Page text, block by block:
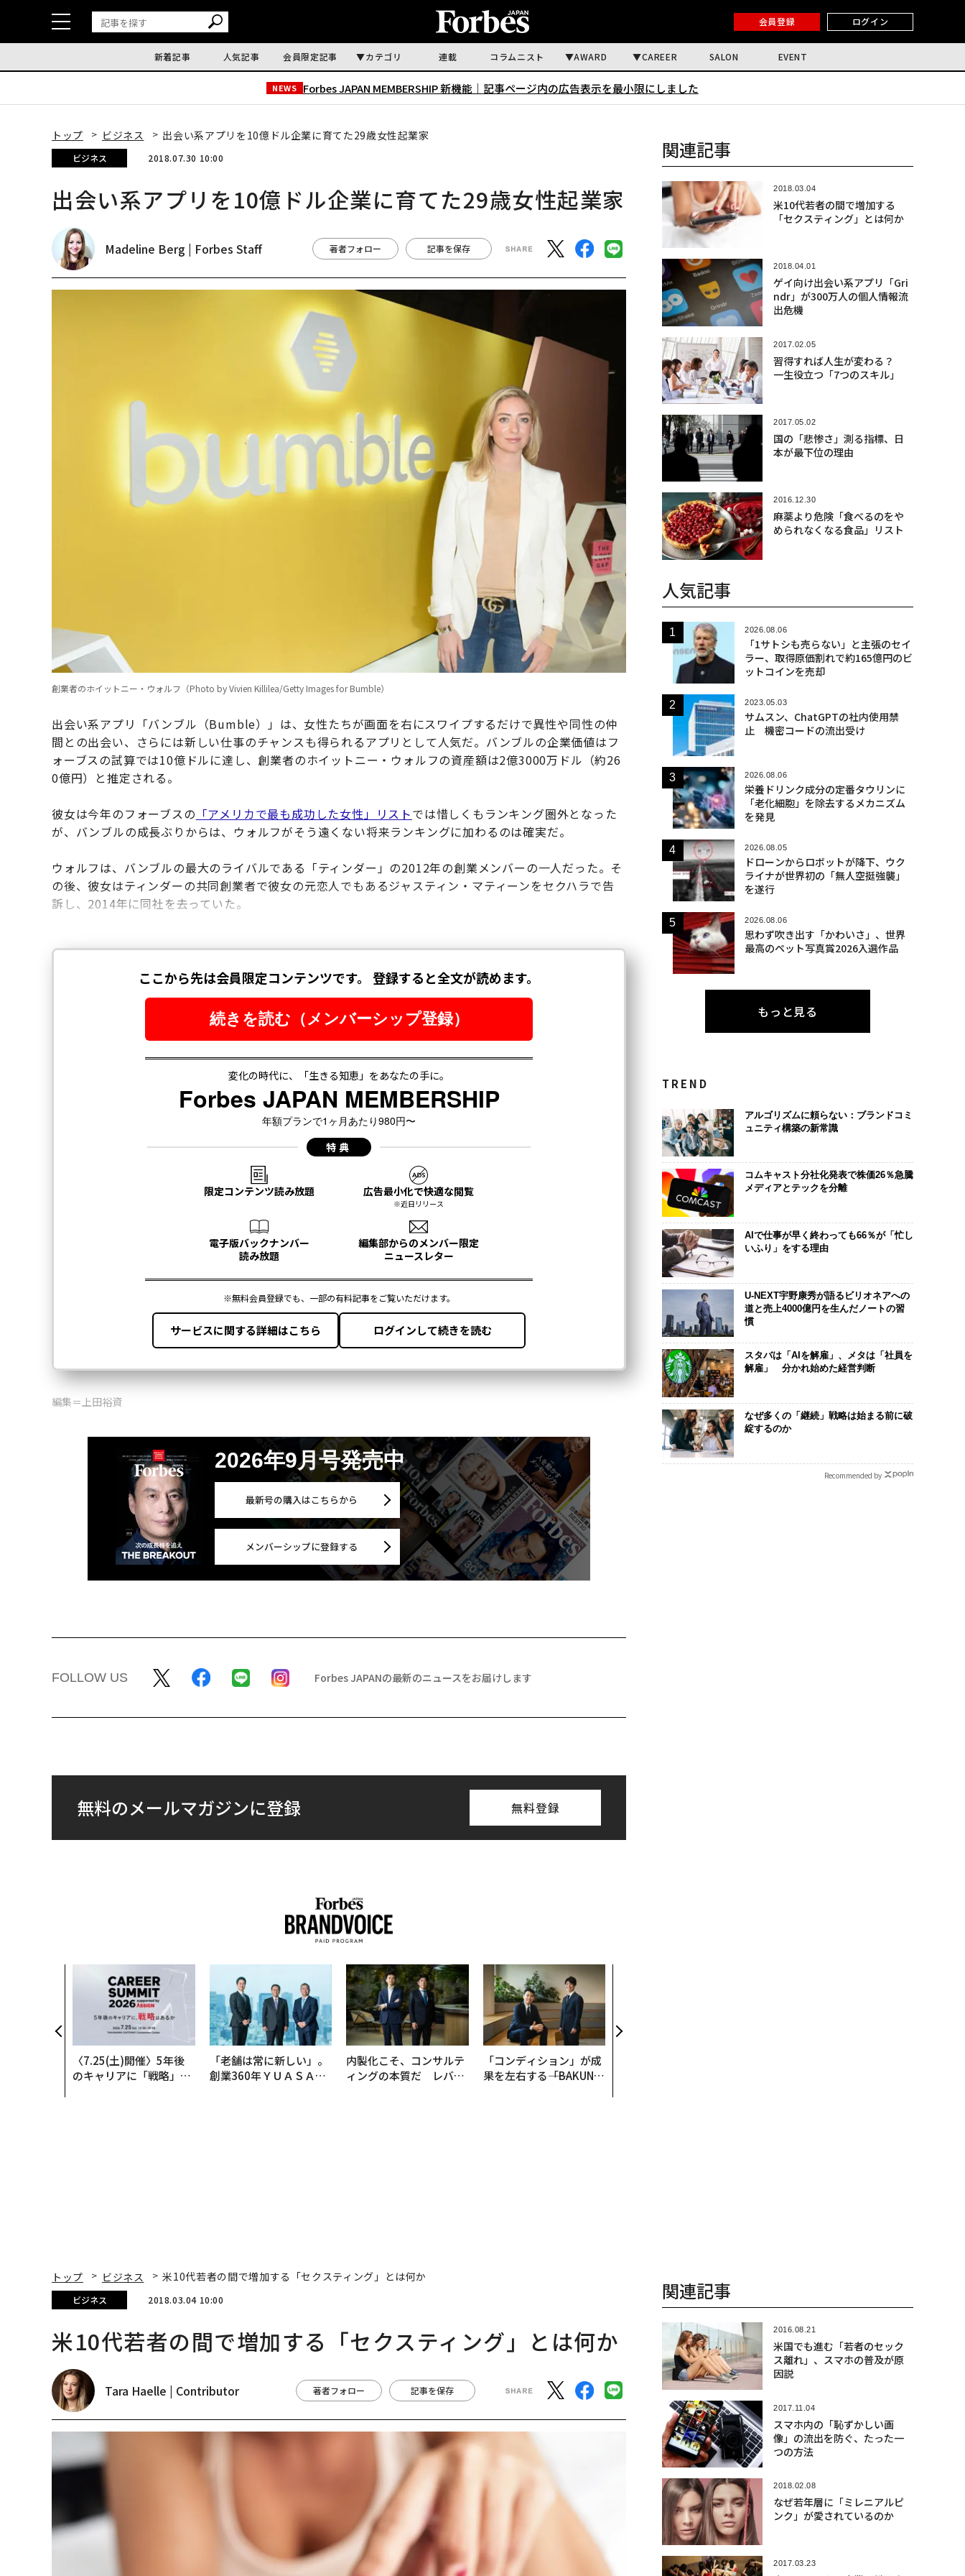
会員登録 ログイン
新着記事 人気記事 会員限定記事 カテゴリ 連載 コラムニスト AWARD CAREER SALON EVENT
NEWS Forbes JAPAN MEMBERSHIP 新機能｜ 記事ページ内の広告表示を最小限にしました
トップ ビジネス 出会い系アプリを10億ドル企業に育てた29歳女性起業家
ビジネス 2018.07.30 10:00
出会い系アプリを10億ドル企業に育てた29歳女性起業家
Madeline Berg | Forbes Staff 著者フォロー 記事を保存
創業者のホイットニー・ウォルフ（Photo by Vivien Killilea/Getty Images for Bumble）
出会い系アプリ「バンブル（Bumble）」は、女性たちが画面を右にスワイプするだけで異性や同性の仲
間との出会い、さらには新しい仕事のチャンスも得られるアプリとして人気だ。バンブルの企業価値はフ
ォーブスの試算では10億ドルに達し、創業者のホイットニー・ウォルフの資産額は2億3000万ドル（約26
0億円）と推定される。
彼女は今年のフォーブスの 「アメリカで最も成功した女性」リストでは惜しくもランキング圏外となった
が、バンブルの成長ぶりからは、ウォルフがそう遠くない将来ランキングに加わるのは確実だ。
ウォルフは、バンブルの最大のライバルである「ティンダー」の2012年の創業メンバーの一人だった。そ
の後、彼女はティンダーの共同創業者で彼女の元恋人でもあるジャスティン・マティーンをセクハラで告
訴し、2014年に同社を去っていた。
編集＝上田裕資
2026年9月号発売中
最新号の購入はこちらから
メンバーシップに登録する
FOLLOW US Forbes JAPANの最新のニュースをお届けします
無料のメールマガジンに登録 無料登録
〈7.25(土)開催〉5年後
のキャリアに「戦略」は
「老舗は常に新しい」。
創業360年ＹＵＡＳＡと
内製化こそ、コンサルテ
ィングの本質だ レバレ
「コンディション」が成
果を左右する――「BAKUN
年の答え
関連記事
2018.03.04
米10代若者の間で増加する
「セクスティング」とは何か
2018.04.01
ゲイ向け出会い系アプリ「Gri
ndr」が300万人の個人情報流
出危機
2017.02.05
習得すれば人生が変わる？
一生役立つ「7つのスキル」
2017.05.02
国の「悲惨さ」測る指標、日
本が最下位の理由
2016.12.30
麻薬より危険「食べるのをや
められなくなる食品」リスト
人気記事
2026.08.06
「1サトシも売らない」と主張のセイ
ラー、取得原価割れで約165億円のビ
ットコインを売却
2023.05.03
サムスン、ChatGPTの社内使用禁
止 機密コードの流出受け
2026.08.06
栄養ドリンク成分の定番タウリンに
「老化細胞」を除去するメカニズム
を発見
2026.08.05
ドローンからロボットが降下、ウク
ライナが世界初の「無人空挺強襲」
を遂行
2026.08.06
思わず吹き出す「かわいさ」、世界
最高のペット写真賞2026入選作品
もっと見る
TREND
アルゴリズムに頼らない：ブランドコミ
ュニティ構築の新常識
コムキャスト分社化発表で株価26％急騰
メディアとテックを分離
AIで仕事が早く終わっても66％が「忙し
いふり」をする理由
U-NEXT宇野康秀が語るビリオネアへの
道と売上4000億円を生んだノートの習
慣
スタバは「AIを解雇」、メタは「社員を
解雇」 分かれ始めた経営判断
なぜ多くの「継続」戦略は始まる前に破
綻するのか
Recommended by
トップ ビジネス 米10代若者の間で増加する「セクスティング」とは何か
ビジネス 2018.03.04 10:00
米10代若者の間で増加する「セクスティング」とは何か
Tara Haelle | Contributor 著者フォロー 記事を保存
関連記事
2016.08.21
米国でも進む「若者のセック
ス離れ」、スマホの普及が原
因説
2017.11.04
スマホ内の「恥ずかしい画
像」の流出を防ぐ、たった一
つの方法
2018.02.08
なぜ若年層に「ミレニアルピ
ンク」が愛されているのか
2017.03.23